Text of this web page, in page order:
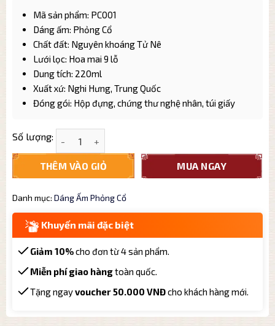
Mã sản phẩm: PC001
Dáng ấm: Phỏng Cổ
Chất đất: Nguyên khoáng Tử Nê
Lưới lọc: Hoa mai 9 lỗ
Dung tích: 220ml
Xuất xứ: Nghi Hưng, Trung Quốc
Đóng gói: Hộp đựng, chứng thư nghệ nhân, túi giấy
Số lượng:
THÊM VÀO GIỎ MUA NGAY
Danh mục: Dáng Ấm Phỏng Cổ
Khuyến mãi đặc biệt
Giảm 10%cho đơn từ 4 sản phẩm.
Miễn phí giao hàngtoàn quốc.
Tặng ngayvoucher 50.000 VNĐcho khách hàng mới.